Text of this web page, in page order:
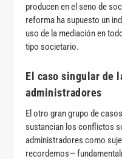
producen en el seno de
reforma ha supuesto un
uso de la mediación en
tipo societario.
El caso singular de
administradores
El otro gran grupo de
sustancian los conflictos
administradores como
recordemos—